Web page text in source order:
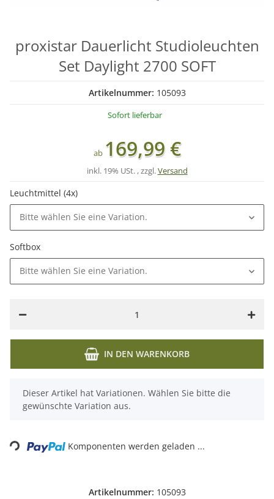
Artikelnummer: 105093
proxistar Dauerlicht Studioleuchten
Set Daylight 2700 SOFT
Artikelnummer: 105093
Sofort lieferbar
ab 169,99 €
inkl. 19% USt. , zzgl.Versand
Leuchtmittel (4x)
Bitte wählen Sie eine Variation.
Softbox
Bitte wählen Sie eine Variation.
IN DEN WARENKORB
x
Dieser Artikel hat Variationen. Wählen Sie bitte die
gewünschte Variation aus.
Loading... Komponenten werden geladen ...